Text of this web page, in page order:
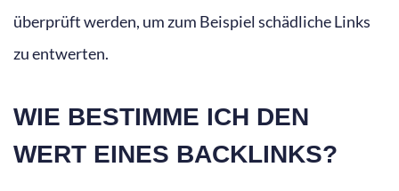
überprüft werden, um zum Beispiel schädliche Links
zu entwerten.
WIE BESTIMME ICH DEN
WERT EINES BACKLINKS?